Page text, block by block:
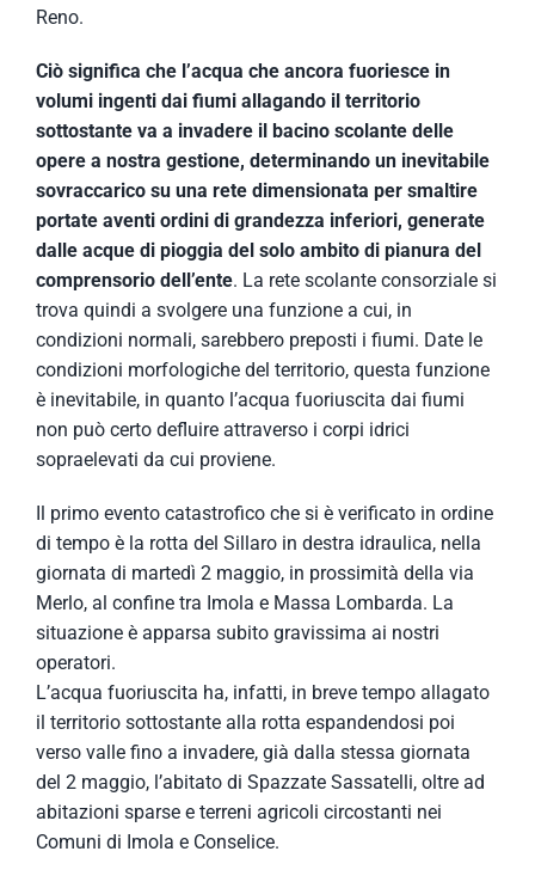
Reno.
Ciò significa che l’acqua che ancora fuoriesce in
volumi ingenti dai fiumi allagando il territorio
sottostante va a invadere il bacino scolante delle
opere a nostra gestione, determinando un inevitabile
sovraccarico su una rete dimensionata per smaltire
portate aventi ordini di grandezza inferiori, generate
dalle acque di pioggia del solo ambito di pianura del
comprensorio dell’ente. La rete scolante consorziale si
trova quindi a svolgere una funzione a cui, in
condizioni normali, sarebbero preposti i fiumi. Date le
condizioni morfologiche del territorio, questa funzione
è inevitabile, in quanto l’acqua fuoriuscita dai fiumi
non può certo defluire attraverso i corpi idrici
sopraelevati da cui proviene.
Il primo evento catastrofico che si è verificato in ordine
di tempo è la rotta del Sillaro in destra idraulica, nella
giornata di martedì 2 maggio, in prossimità della via
Merlo, al confine tra Imola e Massa Lombarda. La
situazione è apparsa subito gravissima ai nostri
operatori.
L’acqua fuoriuscita ha, infatti, in breve tempo allagato
il territorio sottostante alla rotta espandendosi poi
verso valle fino a invadere, già dalla stessa giornata
del 2 maggio, l’abitato di Spazzate Sassatelli, oltre ad
abitazioni sparse e terreni agricoli circostanti nei
Comuni di Imola e Conselice.